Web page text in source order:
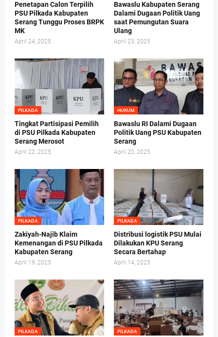
Penetapan Calon Terpilih
PSU Pilkada Kabupaten
Serang Tunggu Proses BRPK
MK
April 24, 2025
Bawaslu Kabupaten Serang
Dalami Dugaan Politik Uang
saat Pemungutan Suara
Ulang
April 23, 2025
PILKADA
Tingkat Partisipasi Pemilih
di PSU Pilkada Kabupaten
Serang Merosot
April 22, 2025
HUKUM
Bawaslu RI Dalami Dugaan
Politik Uang PSU Kabupaten
Serang
April 20, 2025
PILKADA
Zakiyah-Najib Klaim
Kemenangan di PSU Pilkada
Kabupaten Serang
April 19, 2025
PILKADA
Distribusi logistik PSU Mulai
Dilakukan KPU Serang
Secara Bertahap
April 14, 2025
PILKADA PILKADA